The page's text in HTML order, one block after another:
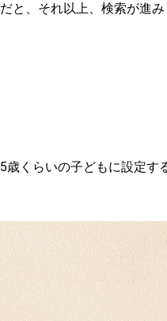
と、それ以上、検索が進み
歳くらいの子どもに設定す